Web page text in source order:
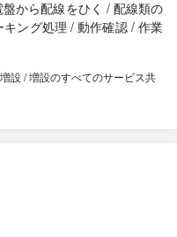
から配線をひく / 配線類の
ング処理 / 動作確認 / 作業
設 / 増設のすべてのサービス共